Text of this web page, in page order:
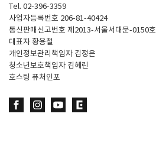
Tel. 02-396-3359
사업자등록번호 206-81-40424
통신판매신고번호 제2013-서울서대문-0150호
대표자 황용철
개인정보관리책임자 김정은
청소년보호책임자 김혜린
호스팅 퓨처인포